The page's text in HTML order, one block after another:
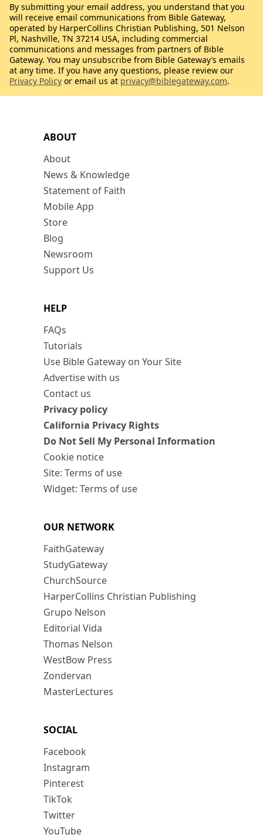
ABOUT
About
News & Knowledge
Statement of Faith
Mobile App
Store
Blog
Newsroom
Support Us
HELP
FAQs
Tutorials
Use Bible Gateway on Your Site
Advertise with us
Contact us
Privacy policy
California Privacy Rights
Do Not Sell My Personal Information
Cookie notice
Site: Terms of use
Widget: Terms of use
OUR NETWORK
FaithGateway
StudyGateway
ChurchSource
HarperCollins Christian Publishing
Grupo Nelson
Editorial Vida
Thomas Nelson
WestBow Press
Zondervan
MasterLectures
SOCIAL
Facebook
Instagram
Pinterest
TikTok
Twitter
YouTube
By submitting your email address, you understand that you
will receive email communications from Bible Gateway,
operated by HarperCollins Christian Publishing, 501 Nelson
Pl, Nashville, TN 37214 USA, including commercial
communications and messages from partners of Bible
Gateway. You may unsubscribe from Bible Gateway’s emails
at any time. If you have any questions, please review our
Privacy Policy or email us at privacy@biblegateway.com.